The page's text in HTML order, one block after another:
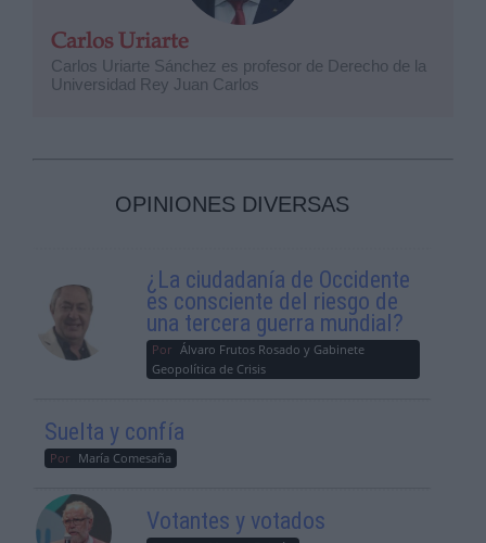
Carlos Uriarte
Carlos Uriarte Sánchez es profesor de Derecho de la
Universidad Rey Juan Carlos
OPINIONES DIVERSAS
¿La ciudadanía de Occidente
es consciente del riesgo de
una tercera guerra mundial?
Por Álvaro Frutos Rosado y Gabinete
Geopolítica de Crisis
Suelta y confía
Por María Comesaña
Votantes y votados